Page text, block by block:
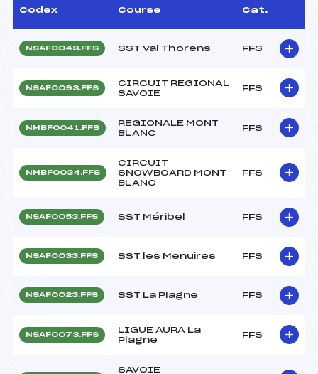
Codex Course Cat.
NSAF0043.FFS SST Val Thorens FFS
NSAF0093.FFS
CIRCUIT REGIONAL
SAVOIE
FFS
NMBF0041.FFS
REGIONALE MONT
BLANC
FFS
NMBF0034.FFS
CIRCUIT
SNOWBOARD MONT
BLANC
FFS
NSAF0053.FFS SST Méribel FFS
NSAF0033.FFS SST les Menuires FFS
NSAF0023.FFS SST La Plagne FFS
NSAF0073.FFS
LIGUE AURA La
Plagne
FFS
SAVOIE